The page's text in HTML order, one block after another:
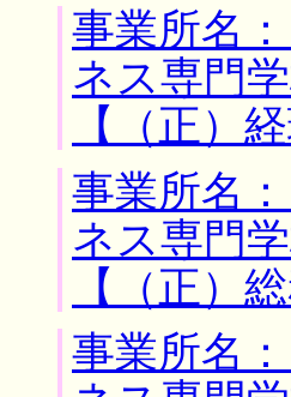
事業所名
ネス専門
【（正）
事業所名
ネス専門
【（正）
事業所名